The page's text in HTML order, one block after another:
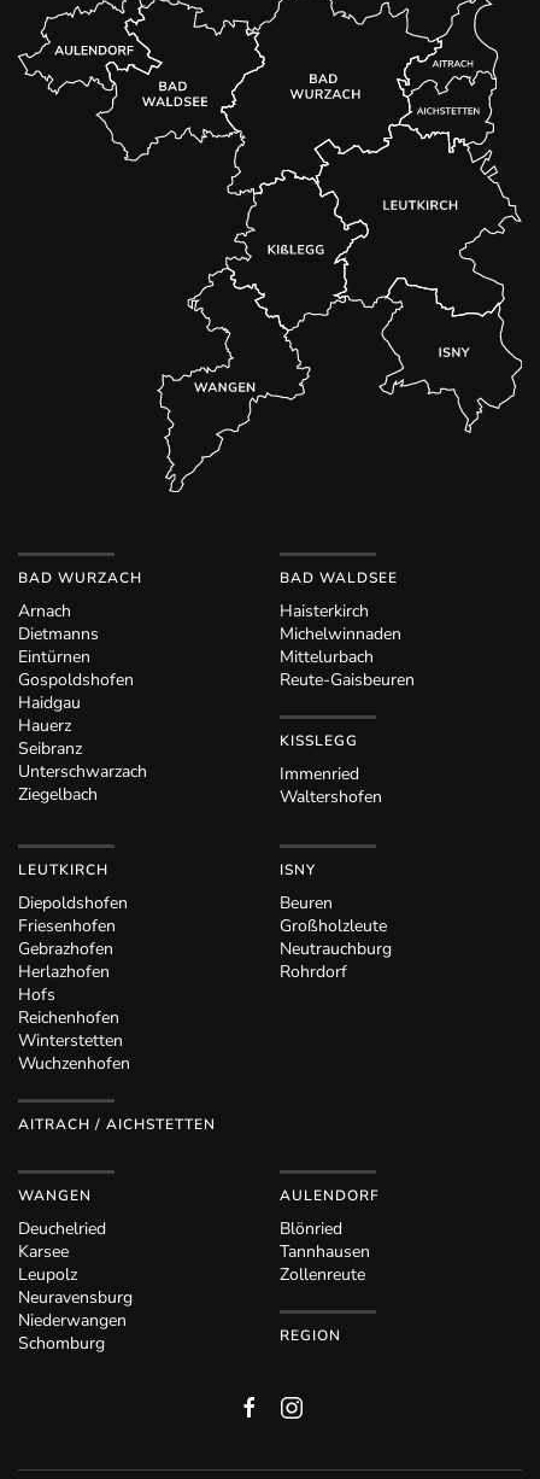
BAD WURZACH
Arnach
Dietmanns
Eintürnen
Gospoldshofen
Haidgau
Hauerz
Seibranz
Unterschwarzach
Ziegelbach
BAD WALDSEE
Haisterkirch
Michelwinnaden
Mittelurbach
Reute-Gaisbeuren
KISSLEGG
Immenried
Waltershofen
LEUTKIRCH
Diepoldshofen
Friesenhofen
Gebrazhofen
Herlazhofen
Hofs
Reichenhofen
Winterstetten
Wuchzenhofen
AITRACH / AICHSTETTEN
ISNY
Beuren
Großholzleute
Neutrauchburg
Rohrdorf
WANGEN
Deuchelried
Karsee
Leupolz
Neuravensburg
Niederwangen
Schomburg
AULENDORF
Blönried
Tannhausen
Zollenreute
REGION